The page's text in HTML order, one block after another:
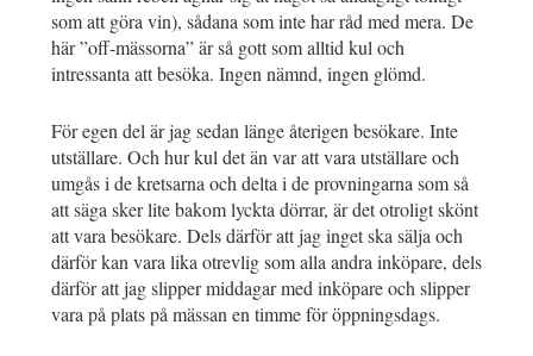
som att göra vin), sådana som inte har råd med mera. De
här ”off-mässorna” är så gott som alltid kul och
intressanta att besöka. Ingen nämnd, ingen glömd.
För egen del är jag sedan länge återigen besökare. Inte
utställare. Och hur kul det än var att vara utställare och
umgås i de kretsarna och delta i de provningarna som så
att säga sker lite bakom lyckta dörrar, är det otroligt skönt
att vara besökare. Dels därför att jag inget ska sälja och
därför kan vara lika otrevlig som alla andra inköpare, dels
därför att jag slipper middagar med inköpare och slipper
vara på plats på mässan en timme för öppningsdags.